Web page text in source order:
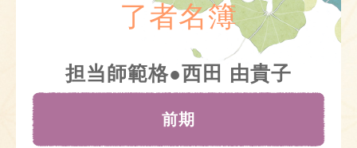
了者名簿
担当師範格●西田 由貴子
前期